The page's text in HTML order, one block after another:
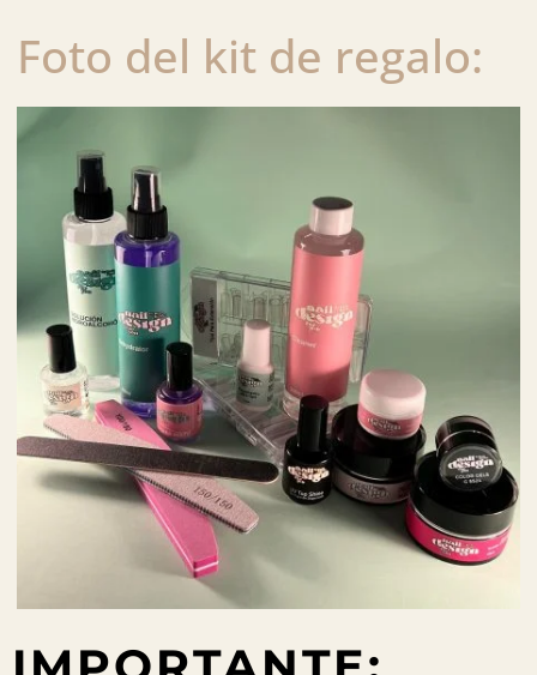
Foto del kit de regalo: